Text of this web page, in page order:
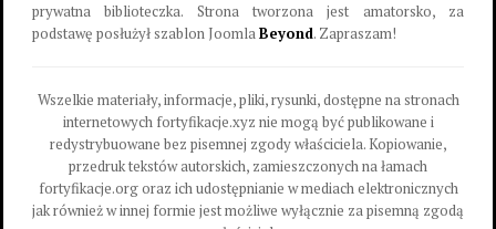
prywatna biblioteczka. Strona tworzona jest amatorsko, za
podstawę posłużył szablon JoomlaBeyond. Zapraszam!
Wszelkie materiały, informacje, pliki, rysunki, dostępne na stronach
internetowych fortyfikacje.xyz nie mogą być publikowane i
redystrybuowane bez pisemnej zgody właściciela. Kopiowanie,
przedruk tekstów autorskich, zamieszczonych na łamach
fortyfikacje.org oraz ich udostępnianie w mediach elektronicznych
jak również w innej formie jest możliwe wyłącznie za pisemną zgodą